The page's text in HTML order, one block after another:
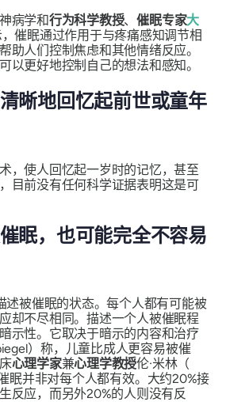
病学和行为科学教授、催眠专家大
催眠通过作用于与疼痛感知调节相
助人们控制焦虑和其他情绪反应。
以更好地控制自己的想法和感知。
晰地回忆起前世或童年
，使人回忆起一岁时的记忆，甚至
目前没有任何科学证据表明这是可
眠，也可能完全不容易
述被催眠的状态。每个人都有可能被
却不尽相同。描述一个人被催眠程
示性。它取决于暗示的内容和治疗
）称，儿童比成人更容易被催
心理学家兼心理学教授伦·米林（
眠并非对每个人都有效。大约20%接
反应，而另外20%的人则没有反